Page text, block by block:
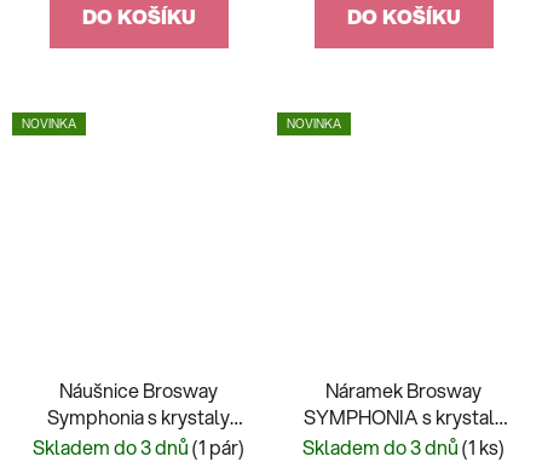
DO KOŠÍKU DO KOŠÍKU
NOVINKA
Náušnice Brosway
Symphonia s krystaly
BYM215
Skladem do 3 dnů(1 pár)
NOVINKA
Náramek Brosway
SYMPHONIA s krystaly
BYM209
Skladem do 3 dnů(1 ks)